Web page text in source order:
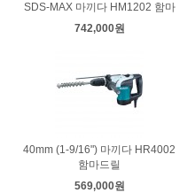
SDS-MAX 마끼다 HM1202 함마
742,000원
40mm (1-9/16") 마끼다 HR4002
함마드릴
569,000원